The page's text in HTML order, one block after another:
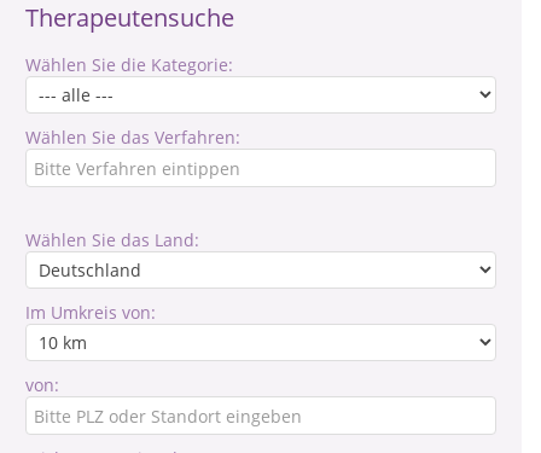
Therapeutensuche
Wählen Sie die Kategorie:
Wählen Sie das Verfahren:
Wählen Sie das Land:
Im Umkreis von:
von: